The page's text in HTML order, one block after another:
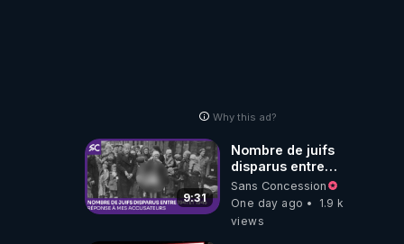
Why this ad?
9:31
Nombre de juifs
disparus entre
1941 et 1945
(Réponse à mes
accusateurs)
Sans Concession
One day ago
1.9 k
views